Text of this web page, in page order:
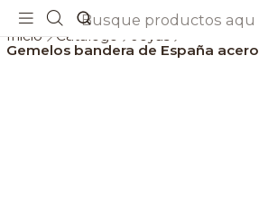
Inicio Catálogo
Gemelos bandera de España acero